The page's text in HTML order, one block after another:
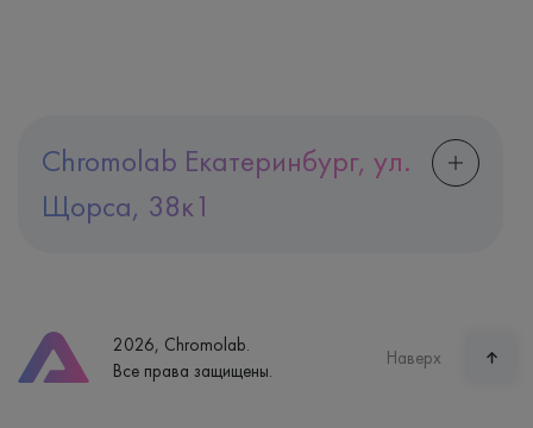
Chromolab Екатеринбург, ул.
Щорса, 38к1
Часы работы
пн-вс: 7:30-15:00
2026, Chromolab.
Все права защищены.
Наверх